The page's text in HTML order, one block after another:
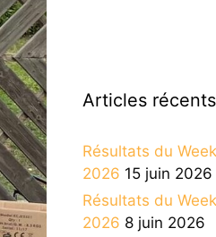
Articles récents
Résultats du
2026 15 juin 2026
Résultats du
2026 8 juin 2026